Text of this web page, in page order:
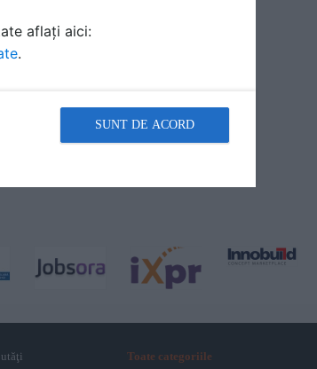
Toate categoriile
aflați aici:
.
SUNT DE ACORD